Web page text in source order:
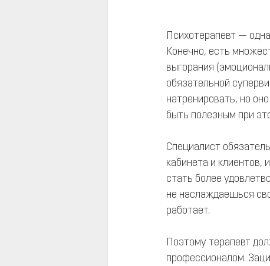
Психотерапевт —
Конечно, есть
выгорания
обязательной
натренировать, но
быть полезным при
Специалист
кабинета и
стать более
не наслаждаешься
работает.
Поэтому терапевт
профессионалом.